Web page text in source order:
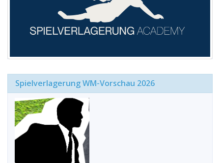
Spielverlagerung WM-Vorschau 2026